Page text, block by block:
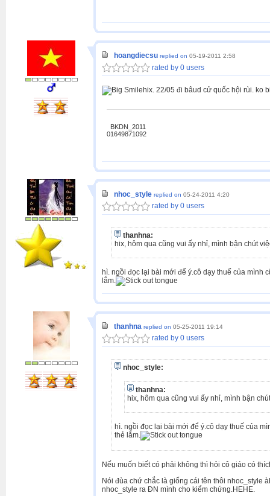
hoangdiecsu replied on 05-19-2011 2:58
rated by 0 users
hix. 22/05 đi bâud cử quốc hội rùi. ko
BKDN_2011
01649871092
nhoc_style replied on 05-24-2011 4:20
rated by 0 users
thanhna:
hix, hôm qua cũng vui ấy nhỉ, mình bận chút
hì. ngồi đọc lại bài mới để ý.cô dạy thuế của
lắm.
thanhna replied on 05-25-2011 19:14
rated by 0 users
nhoc_style:
thanhna:
hix, hôm qua cũng vui ấy nhỉ, mình bận
hì. ngồi đọc lại bài mới để ý.cô dạy thuế của
thẻ lắm.
Nếu muốn biết có phải không thì hỏi cô giáo có
Nói đùa chứ chắc là giống cái tên thôi nhoc_style
nhoc_style ra ĐN mình cho kiểm chứng.HEHE.